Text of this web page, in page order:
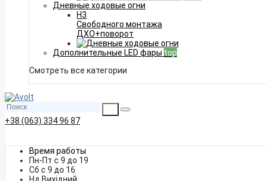
Дневные ходовые огни
H3
Свободного монтажа
ДХО+поворот
Дополнительные LED фары top
Смотреть все категории
+38 (063) 334 96 87
Время работы
Пн-Пт с 9 до 19
Сб с 9 до 16